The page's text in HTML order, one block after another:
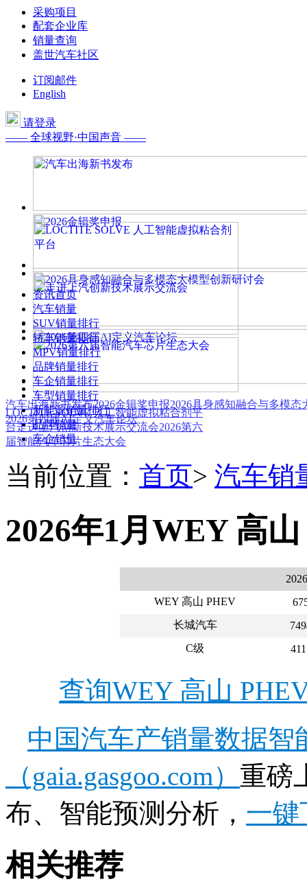
采购项目
配套企业库
销量查询
盖世汽车社区
订阅邮件
English
请登录
—— 全球视野·中国声音 ——
汽车出海新书发布2026金辑奖申报2026具身感知融合与多模态
2026第四届AI定义汽车论坛
LOCTITE SOLVE 人工智能虚拟粘合剂平
台走进上汽创新技术展示交流会2026第六
届智能汽车芯片生态大会
资讯首页
汽车销量
SUV销量排行
轿车销量排行
MPV销量排行
品牌销量排行
车企销量排行
车型销量排行
新能源销量排行
品牌销量
车企销量
当前位置： 首页> 汽车销
2026年1月WEY 高
WEY 高山 PHEV
长城汽车
C级
查询WEY 高山
中国汽车产销量数据
（gaia.gasgoo.com） 重磅
布、智能预测分析， 一键
相关推荐